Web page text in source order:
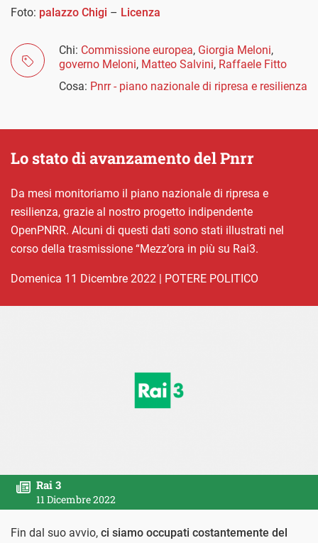
Foto: palazzo Chigi – Licenza
Chi: Commissione europea, Giorgia Meloni,
governo Meloni, Matteo Salvini, Raffaele Fitto
Cosa: Pnrr - piano nazionale di ripresa e resilienza
Lo stato di avanzamento del Pnrr
Da mesi monitoriamo il piano nazionale di ripresa e
resilienza, grazie al nostro progetto indipendente
OpenPNRR. Alcuni di questi dati sono stati illustrati nel
corso della trasmissione “Mezz’ora in più su Rai3.
domenica 11 Dicembre 2022 | POTERE POLITICO
Rai 3
11 Dicembre 2022
Fin dal suo avvio, ci siamo occupati costantemente del